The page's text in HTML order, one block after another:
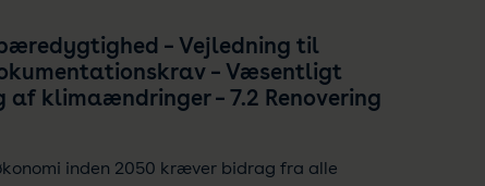
– Vejledning til
– Væsentligt
klimaændringer – 7.2 Renovering
inden 2050 kræver bidrag fra alle